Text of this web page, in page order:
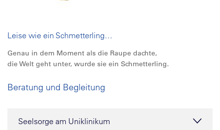
Leise wie ein Schmetterling…
Genau in dem Moment als die Raupe dachte,
die Welt geht unter, wurde sie ein Schmetterling.
Beratung und Begleitung
Seelsorge am Uniklinikum